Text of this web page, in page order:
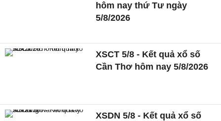
hôm nay thứ Tư ngày
5/8/2026
XSCT 5/8 - Kết quả xổ số
Cần Thơ hôm nay 5/8/2026
XSDN 5/8 - Kết quả xổ số